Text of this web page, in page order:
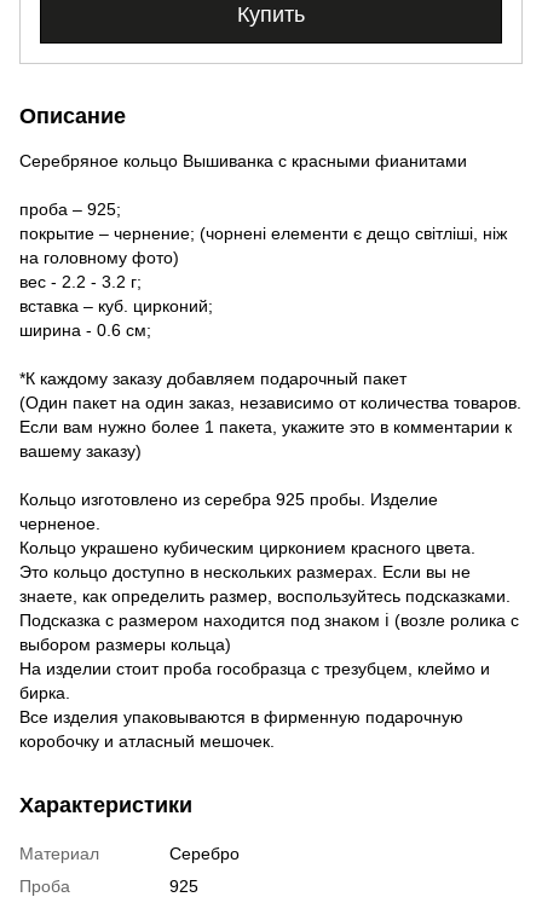
Купить
Описание
Серебряное кольцо Вышиванка с красными фианитами
проба – 925;
покрытие – чернение; (чорнені елементи є дещо світліші, ніж
на головному фото)
вес - 2.2 - 3.2 г;
вставка – куб. цирконий;
ширина - 0.6 см;
*К каждому заказу добавляем подарочный пакет
(Один пакет на один заказ, независимо от количества товаров.
Если вам нужно более 1 пакета, укажите это в комментарии к
вашему заказу)
Кольцо изготовлено из серебра 925 пробы. Изделие
черненое.
Кольцо украшено кубическим цирконием красного цвета.
Это кольцо доступно в нескольких размерах. Если вы не
знаете, как определить размер, воспользуйтесь подсказками.
Подсказка с размером находится под знаком ℹ (возле ролика с
выбором размеры кольца)
На изделии стоит проба гособразца с трезубцем, клеймо и
бирка.
Все изделия упаковываются в фирменную подарочную
коробочку и атласный мешочек.
Характеристики
Материал
Серебро
Проба
925